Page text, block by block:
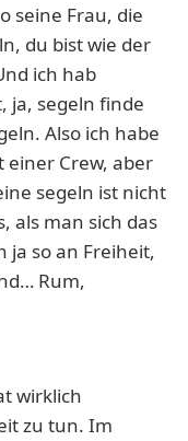
seine Frau, die
du bist wie der
ich hab
ja, segeln finde
Also ich habe
Crew, aber
segeln ist nicht
als man sich das
ja so an Freiheit,
Rum,
wirklich
zu tun. Im